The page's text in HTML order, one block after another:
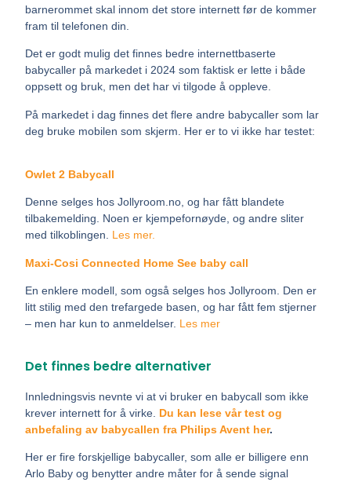
barnerommet skal innom det store internett før de kommer
fram til telefonen din.
Det er godt mulig det finnes bedre internettbaserte
babycaller på markedet i 2024 som faktisk er lette i både
oppsett og bruk, men det har vi tilgode å oppleve.
På markedet i dag finnes det flere andre babycaller som lar
deg bruke mobilen som skjerm. Her er to vi ikke har testet:
Owlet 2 Babycall
Denne selges hos Jollyroom.no, og har fått blandete
tilbakemelding. Noen er kjempefornøyde, og andre sliter
med tilkoblingen. Les mer.
Maxi-Cosi Connected Home See baby call
En enklere modell, som også selges hos Jollyroom. Den er
litt stilig med den trefargede basen, og har fått fem stjerner
– men har kun to anmeldelser. Les mer
Det finnes bedre alternativer
Innledningsvis nevnte vi at vi bruker en babycall som ikke
krever internett for å virke. Du kan lese vår test og
anbefaling av babycallen fra Philips Avent her.
Her er fire forskjellige babycaller, som alle er billigere enn
Arlo Baby og benytter andre måter for å sende signal